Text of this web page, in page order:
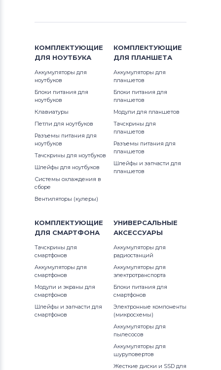
КОМПЛЕКТУЮЩИЕ
ДЛЯ НОУТБУКА
Аккумуляторы для
ноутбуков
Блоки питания для
ноутбуков
Клавиатуры
Петли для ноутбуков
Разъемы питания для
ноутбуков
Тачскрины для ноутбуков
Шлейфы для ноутбуков
Системы охлаждения в
сборе
Вентиляторы (кулеры)
КОМПЛЕКТУЮЩИЕ
ДЛЯ ПЛАНШЕТА
Аккумуляторы для
планшетов
Блоки питания для
планшетов
Модули для планшетов
Тачскрины для
планшетов
Разъемы питания для
планшетов
Шлейфы и запчасти для
планшетов
КОМПЛЕКТУЮЩИЕ
ДЛЯ СМАРТФОНА
Тачскрины для
смартфонов
Аккумуляторы для
смартфонов
Модули и экраны для
смартфонов
Шлейфы и запчасти для
смартфонов
УНИВЕРСАЛЬНЫЕ
АКСЕССУАРЫ
Аккумуляторы для
радиостанций
Аккумуляторы для
электротранспорта
Блоки питания для
смартфонов
Электронные компоненты
(микросхемы)
Аккумуляторы для
пылесосов
Аккумуляторы для
шуруповертов
Жесткие диски и SSD для